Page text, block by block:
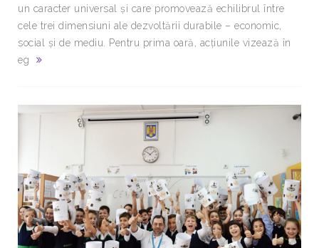
un caracter universal şi care promovează echilibrul între
cele trei dimensiuni ale dezvoltării durabile – economic,
social şi de mediu. Pentru prima oară, acţiunile vizează în
eg